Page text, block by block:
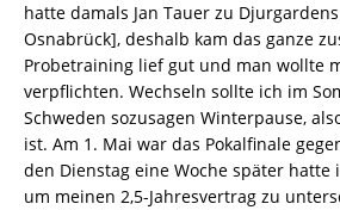
hatte damals Jan Tauer zu
Osnabrück], deshalb kam das ganze
Probetraining lief gut und man wollte
verpflichten. Wechseln sollte ich im
Schweden sozusagen Winterpause,
ist. Am 1. Mai war das Pokalfinale
den Dienstag eine Woche später hatte
um meinen 2,5-Jahresvertrag zu